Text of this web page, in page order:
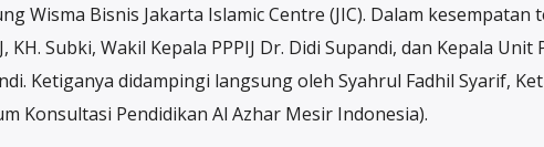
Wisma Bisnis Jakarta Islamic Centre (JIC). Dalam
KH. Subki, Wakil Kepala PPPIJ Dr. Didi Supandi, dan Kepala Unit
Ketiganya didampingi langsung oleh Syahrul Fadhil Syarif,
Konsultasi Pendidikan Al Azhar Mesir Indonesia).